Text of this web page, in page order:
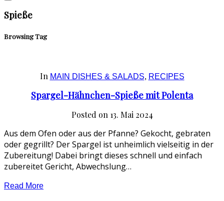
Spieße
Browsing Tag
In MAIN DISHES & SALADS, RECIPES
Spargel-Hähnchen-Spieße mit Polenta
Posted on 13. Mai 2024
Aus dem Ofen oder aus der Pfanne? Gekocht, gebraten
oder gegrillt? Der Spargel ist unheimlich vielseitig in der
Zubereitung! Dabei bringt dieses schnell und einfach
zubereitet Gericht, Abwechslung…
Read More